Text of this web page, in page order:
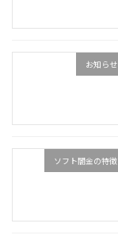
お知らせ
ソフト闇金の特徴